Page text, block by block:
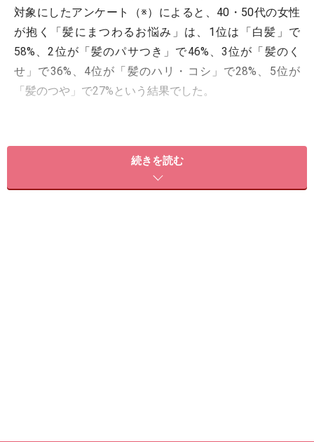
対象にしたアンケート（※）によると、40・50代の女性
が抱く「髪にまつわるお悩み」は、1位は「白髪」で
58%、2位が「髪のパサつき」で46%、3位が「髪のく
せ」で36%、4位が「髪のハリ・コシ」で28%、5位が
「髪のつや」で27%という結果でした。
に、40歳を過ぎた頃から髪のハリやコシの不足、うね
り、髪のパサつきなどに悩んできました。そして、思い
つく限りのアプローチを行ってきた経験をもとに、40・
続きを読む